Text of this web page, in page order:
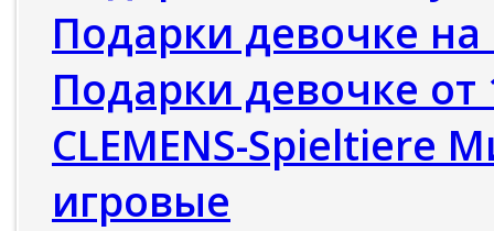
Подарки девочке на
Подарки девочке от
CLEMENS-
игровые